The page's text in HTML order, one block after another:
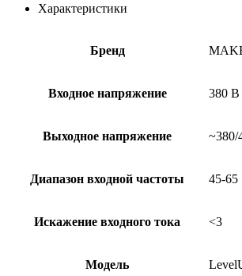
Характеристики
Бренд
Входное напряжение 380 В
Выходное напряжение ~380/
Диапазон входной частоты 45-65
Искажение входного тока <3
Модель